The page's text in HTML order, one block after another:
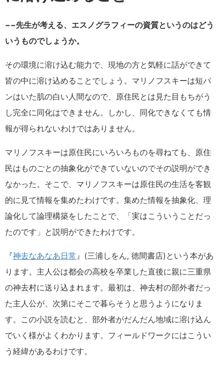
−−先生が考える、エスノグラフィーの資質というのはどう
いうものでしょうか。
その環境に溶け込む能力で、現地の方と気軽に話ができて
皆の中に溶け込めることでしょう。マリノフスキーは短パ
ンはいた肌の白い人間なので、原住民とは見た目もちがう
し完全に同化はできません。しかし、同化できなくても情
報が得られないわけではありません。
マリノフスキーは原住民にいろいろものを尋ねても、原住
民はものごとの抽象化ができていないのでその説明ができ
なかった。そこで、マリノフスキーは原住民の生活を客観
的に見て情報を集めたわけです。集めた情報を抽象化、理
論化して論理構築をしたことで、「実はこういうことだっ
たのです」と説明ができたわけです。
『神去なあなあ日常 』(三浦しをん, 徳間書店)という本があ
ります。主人公は都会の高校を卒業した直後に親に三重県
の神去村に送り込まれます。最初は、神去村の部外者だっ
た主人公が、次第にそこで暮らそうと思うようになりま
す。この小説を読むと、部外者がだんだん地域に溶け込ん
でいく様がよくわかります。フィールドワークにはこうい
う経緯があるわけです。